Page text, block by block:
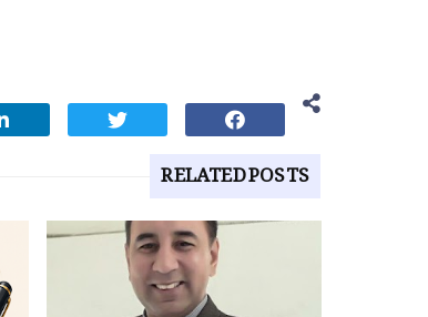
RELATED POSTS